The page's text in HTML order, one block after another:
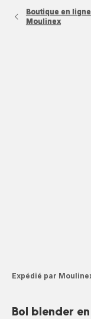
Boutique en
Moulinex
Expédié par
Bol blender